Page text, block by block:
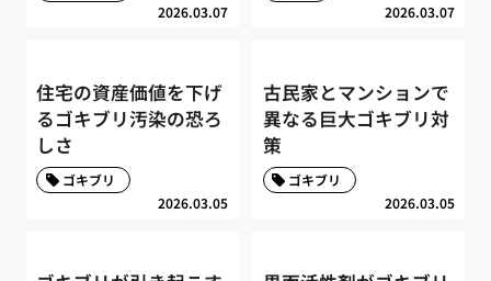
2026.03.07 2026.03.07
住宅の資産価値を下げ
るゴキブリ汚染の恐ろ
しさ
2026.03.05
ゴキブリ
古民家とマンションで
異なる巨大ゴキブリ対
策
2026.03.05
ゴキブリ